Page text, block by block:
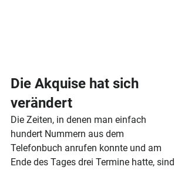
Die Akquise hat sich
verändert
Die Zeiten, in denen man einfach
hundert Nummern aus dem
Telefonbuch anrufen konnte und am
Ende des Tages drei Termine hatte, sind